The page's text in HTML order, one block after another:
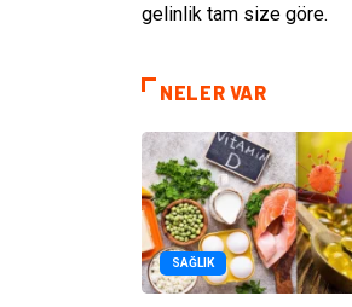
gelinlik tam size göre.
NELER VAR
SAĞLIK